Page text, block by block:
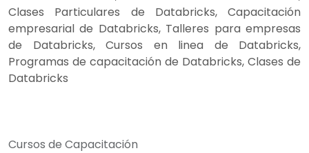
Clases Particulares de Databricks, Capacitación
empresarial de Databricks, Talleres para empresas
de Databricks, Cursos en linea de Databricks,
Programas de capacitación de Databricks, Clases de
Databricks
Cursos de Capacitación